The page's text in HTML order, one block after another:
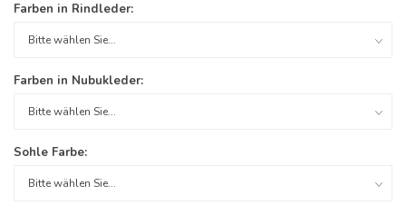
Farben in Rindleder:
Farben in Nubukleder:
Sohle Farbe: